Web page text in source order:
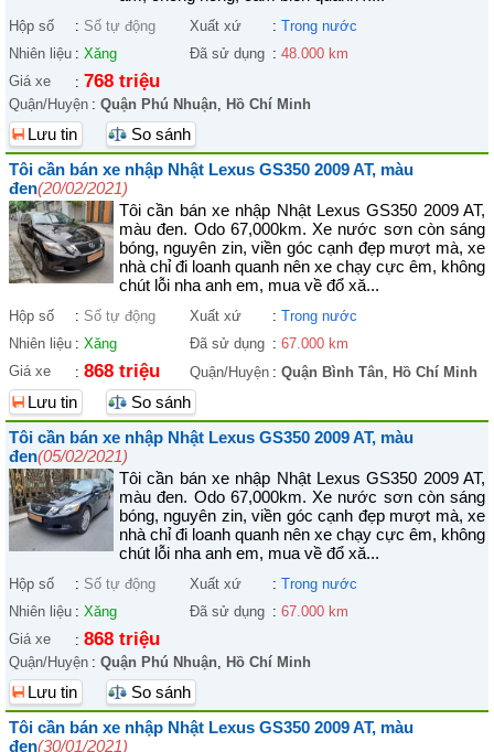
Hộp số : Số tự động Xuất xứ : Trong nước
Nhiên liệu : Xăng Đã sử dụng : 48.000 km
Giá xe
: 768 triệu
Quận/Huyện : Quận Phú Nhuận, Hồ Chí Minh
Lưu tin
So sánh
Tôi cần bán xe nhập Nhật Lexus GS350 2009 AT, màu
đen(20/02/2021)
Tôi cần bán xe nhập Nhật Lexus GS350 2009 AT,
màu đen. Odo 67,000km. Xe nước sơn còn sáng
bóng, nguyên zin, viền góc cạnh đẹp mượt mà, xe
nhà chỉ đi loanh quanh nên xe chạy cực êm, không
chút lỗi nha anh em, mua về đổ xă...
Hộp số : Số tự động Xuất xứ : Trong nước
Nhiên liệu : Xăng Đã sử dụng : 67.000 km
Giá xe
: 868 triệu Quận/Huyện : Quận Bình Tân, Hồ Chí Minh
Lưu tin
So sánh
Tôi cần bán xe nhập Nhật Lexus GS350 2009 AT, màu
đen(05/02/2021)
Tôi cần bán xe nhập Nhật Lexus GS350 2009 AT,
màu đen. Odo 67,000km. Xe nước sơn còn sáng
bóng, nguyên zin, viền góc cạnh đẹp mượt mà, xe
nhà chỉ đi loanh quanh nên xe chạy cực êm, không
chút lỗi nha anh em, mua về đổ xă...
Hộp số : Số tự động Xuất xứ : Trong nước
Nhiên liệu : Xăng Đã sử dụng : 67.000 km
Giá xe
: 868 triệu
Quận/Huyện : Quận Phú Nhuận, Hồ Chí Minh
Lưu tin
So sánh
Tôi cần bán xe nhập Nhật Lexus GS350 2009 AT, màu
đen(30/01/2021)